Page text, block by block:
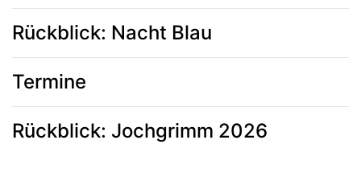
Rückblick: Nacht Blau
Termine
Rückblick: Jochgrimm 2026